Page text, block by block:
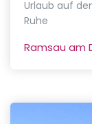
Urlaub auf
Ruhe
Ramsau am